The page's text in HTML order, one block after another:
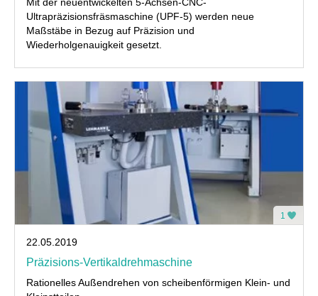
Ultrapräzisionsfräsmaschine (UPF-5) werden neue
Maßstäbe in Bezug auf Präzision und
Wiederholgenauigkeit gesetzt.
1
22.05.2019
Präzisions-Vertikaldrehmaschine
Rationelles Außendrehen von scheibenförmigen Klein- und